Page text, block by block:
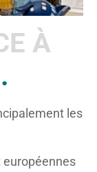
À
les
européennes